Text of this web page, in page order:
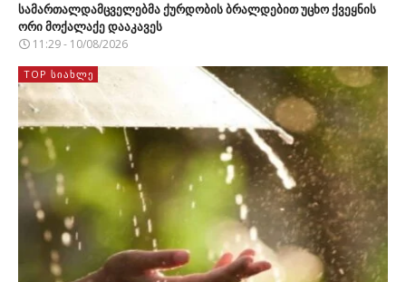
სამართალდამცველებმა ქურდობის ბრალდებით უცხო ქვეყნის
ორი მოქალაქე დააკავეს
11:29 - 10/08/2026
TOP ᲡᲘᲐᲮᲚᲔ